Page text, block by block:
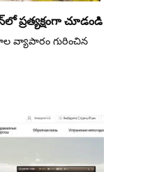
ప్రత్యక్షంగా చూడండి
వ్యాపారం గురించిన